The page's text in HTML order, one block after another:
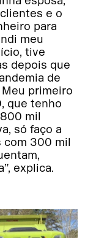
e o
para
meu
tive
depois que
de
primeiro
que tenho
mil
só faço a
com 300 mil
explica.